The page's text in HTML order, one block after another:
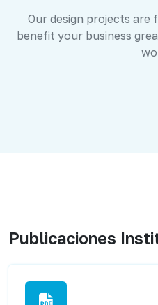
Our design projects are
benefit your business
Publicaciones